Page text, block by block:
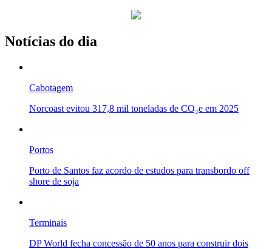
Notícias do dia
Cabotagem
Norcoast evitou 317,8 mil toneladas de CO₂e em 2025
Portos
Porto de Santos faz acordo de estudos para transbordo off
shore de soja
Terminais
DP World fecha concessão de 50 anos para construir dois